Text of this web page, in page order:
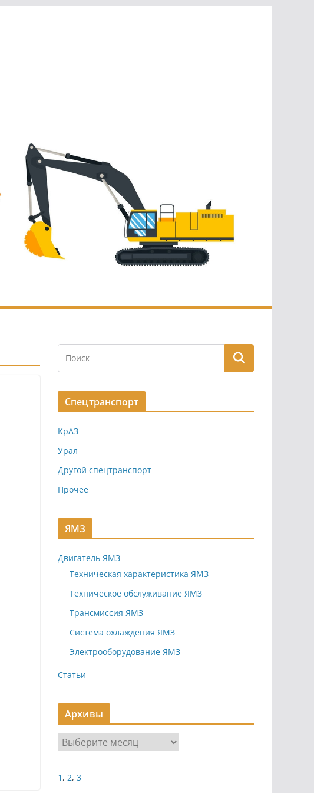
Спецтранспорт
КрАЗ
Урал
Другой спецтранспорт
Прочее
ЯМЗ
Двигатель ЯМЗ
Техническая характеристика ЯМЗ
Техническое обслуживание ЯМЗ
Трансмиссия ЯМЗ
Система охлаждения ЯМЗ
Электрооборудование ЯМЗ
Статьи
Архивы
р
и
1 , 2, 3